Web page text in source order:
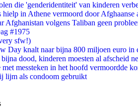
die 'genderidentiteit' van kinderen
in Athene vermoord door Afghaanse
Afghanistan volgens Taliban geen
#1975
sfw!)
Day knalt naar bijna 800 miljoen euro in
dood, kinderen moesten al afscheid
messteken in het hoofd vermoordde
lijm als condoom gebruikt